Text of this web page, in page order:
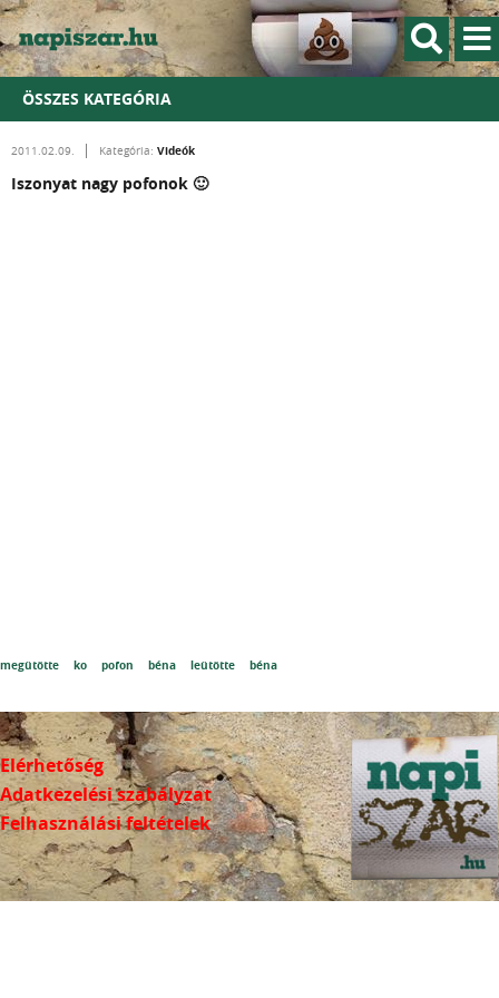
ÖSSZES KATEGÓRIA
2011.02.09. Kategória: Videók
Iszonyat nagy pofonok 🙂
megütötte ko pofon béna leütötte béna
Elérhetőség
Adatkezelési szabályzat
Felhasználási feltételek